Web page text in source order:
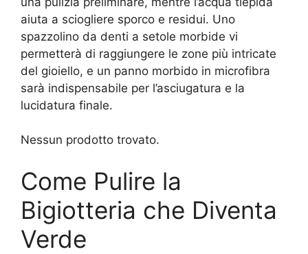
aiuta a sciogliere sporco e residui. Uno
spazzolino da denti a setole morbide vi
permetterà di raggiungere le zone più intricate
del gioiello, e un panno morbido in microfibra
sarà indispensabile per l’asciugatura e la
lucidatura finale.
Nessun prodotto trovato.
Come Pulire la
Bigiotteria che Diventa
Verde